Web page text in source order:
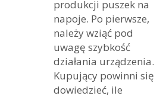
produkcji puszek na
napoje. Po pierwsze,
należy wziąć pod
uwagę szybkość
działania urządzenia.
Kupujący powinni się
dowiedzieć, ile